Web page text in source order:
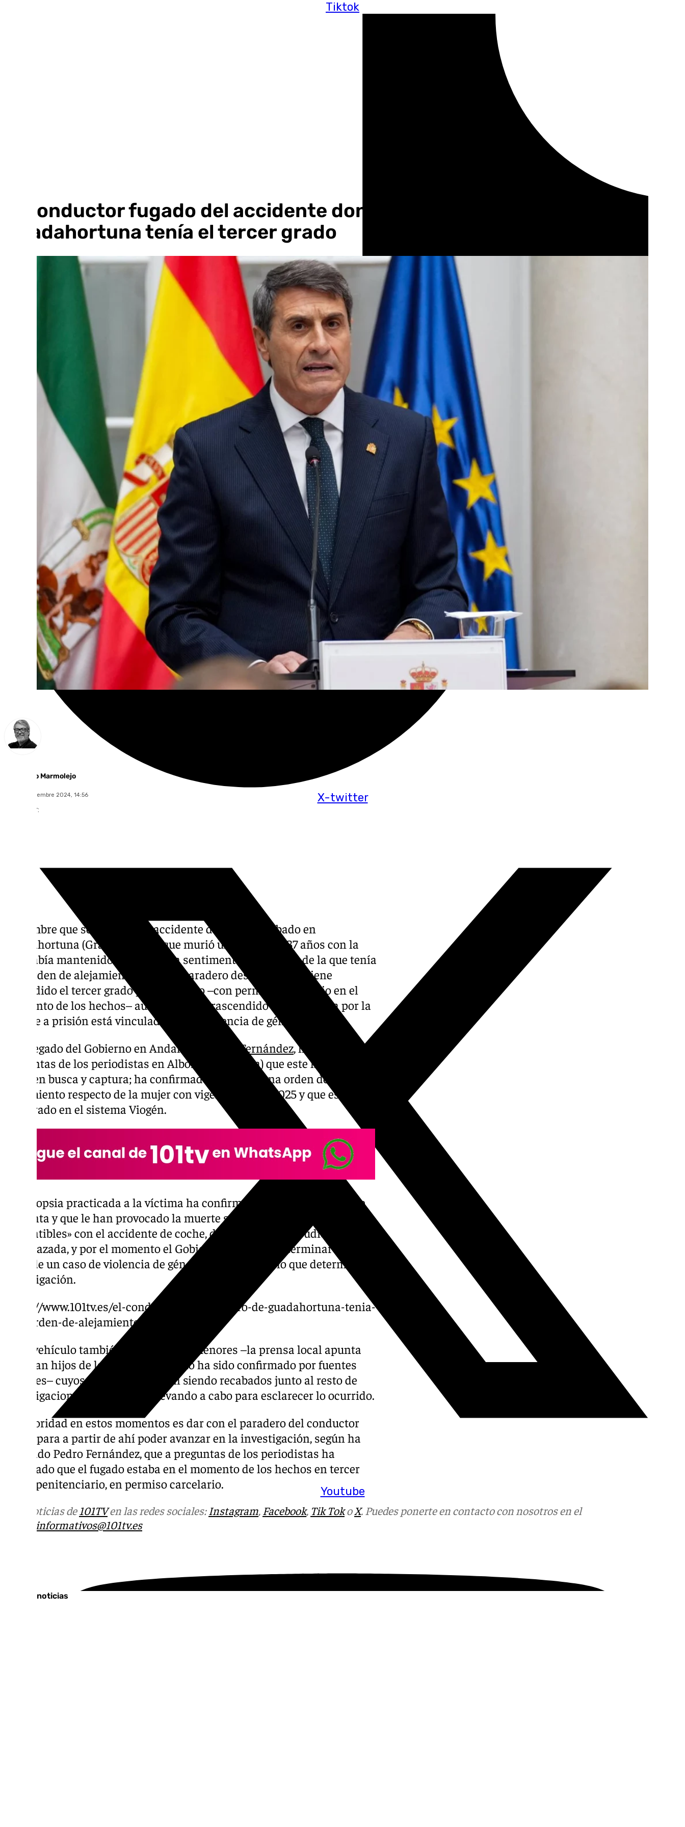
Tiktok
X-twitter
Youtube
El conductor fugado del accidente donde murió una mujer en
Guadahortuna tenía el tercer grado
Francisco Marmolejo
lunes, 2 diciembre 2024, 14:56
Compartir:
El hombre que se fugó tras el accidente del pasado sábado en
Guadahortuna (Granada) en el que murió una mujer de 37 años con la
que había mantenido una relación sentimental y respecto de la que tenía
una orden de alejamiento sigue en paradero desconocido y tiene
concedido el tercer grado penitenciario –con permiso carcelario en el
momento de los hechos– aunque no ha trascendido si la condena por la
que fue a prisión está vinculada con la violencia de género.
El delegado del Gobierno en Andalucía,
Pedro Fernández, ha señalado a
preguntas de los periodistas en Albolote (Granada) que este hombre
sigue en busca y captura; ha confirmado que tenía una orden de
alejamiento respecto de la mujer con vigencia hasta 2025 y que estaba
registrado en el sistema Viogén.
La autopsia practicada a la víctima ha confirmado que las lesiones que
presenta y que le han provocado la muerte son «absolutamente
compatibles» con el accidente de coche, descartando que pudiera estar
embarazada, y por el momento el Gobierno no puede determinar si se
trata de un caso de violencia de género a la espera de lo que determine la
investigación.
https://www.101tv.es/el-conductor-del-siniestro-de-guadahortuna-tenia-
una-orden-de-alejamiento-de-la-fallecida/
En el vehículo también viajaban tres menores –la prensa local apunta
que eran hijos de la pareja aunque no ha sido confirmado por fuentes
oficiales– cuyos testimonios están siendo recabados junto al resto de
investigaciones que se están llevando a cabo para esclarecer lo ocurrido.
La prioridad en estos momentos es dar con el paradero del conductor
huido para a partir de ahí poder avanzar en la investigación, según ha
agregado Pedro Fernández, que a preguntas de los periodistas ha
precisado que el fugado estaba en el momento de los hechos en tercer
grado penitenciario, en permiso carcelario.
Más noticias de 101TVen las redes sociales: Instagram, Facebook, Tik TokoX. Puedes ponerte en contacto con nosotros en el
informativos@101tv.es
Últimas noticias